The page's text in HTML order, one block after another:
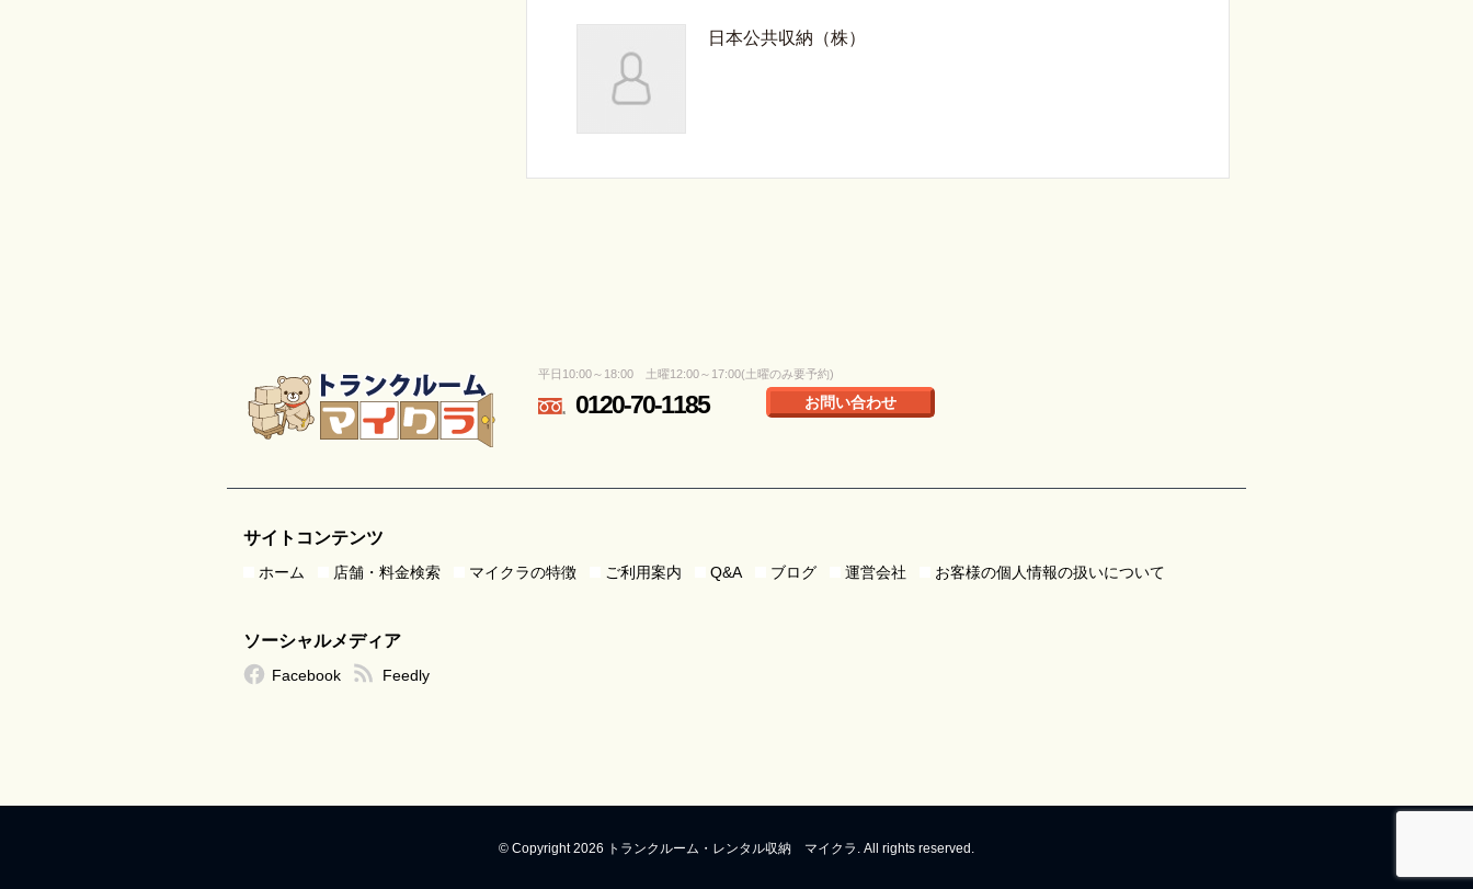
日本公共収納（株）
平日10:00～18:00 土曜12:00～17:00(土曜のみ要予約)
0120-70-1185 お問い合わせ
サイトコンテンツ
ホーム 店舗・料金検索 マイクラの特徴 ご利用案内 Q&A ブログ 運営会社 お客様の個人情報の扱いについて
ソーシャルメディア
Facebook Feedly
© Copyright 2026 トランクルーム・レンタル収納 マイクラ. All rights reserved.